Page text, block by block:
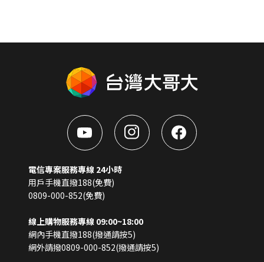
電信專案服務專線 24小時
用戶手機直撥188(免費)
0809-000-852(免費)
線上購物服務專線 09:00~18:00
網內手機直撥188(撥通請按5)
網外請撥0809-000-852(撥通請按5)